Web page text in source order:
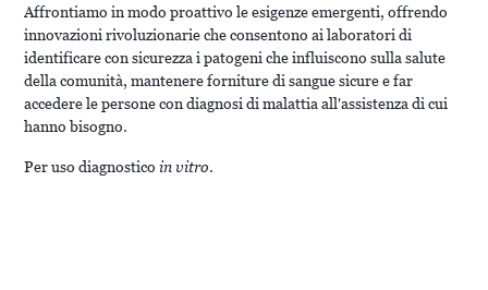
Affrontiamo in modo proattivo le esigenze emergenti, offrendo
innovazioni rivoluzionarie che consentono ai laboratori di
identificare con sicurezza i patogeni che influiscono sulla salute
della comunità, mantenere forniture di sangue sicure e far
accedere le persone con diagnosi di malattia all'assistenza di cui
hanno bisogno.
Per uso diagnosticoin vitro.